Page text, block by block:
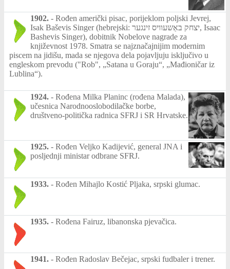
1902. - Rođen američki pisac, porijeklom poljski Jevrej,
Isak Baševis Singer (hebrejski: יצחק באַשעוויס זינגער‎, Isaac
Bashevis Singer), dobitnik Nobelove nagrade za
književnost 1978. Smatra se najznačajnijim modernim
piscem na jidišu, mada se njegova dela pojavljuju isključivo u
engleskom prevodu ("Rob", „Satana u Goraju“, „Mađioničar iz
Lublina“).
1924. - Rođena Milka Planinc (rođena Malada),
učesnica Narodnooslobodilačke borbe,
društveno-politička radnica SFRJ i SR Hrvatske.
1925. - Rođen Veljko Kadijević, general JNA i
posljednji ministar odbrane SFRJ.
1933. - Rođen Mihajlo Kostić Pljaka, srpski glumac.
1935. - Rođena Fairuz, libanonska pjevačica.
1941. - Rođen Radoslav Bečejac, srpski fudbaler i trener.